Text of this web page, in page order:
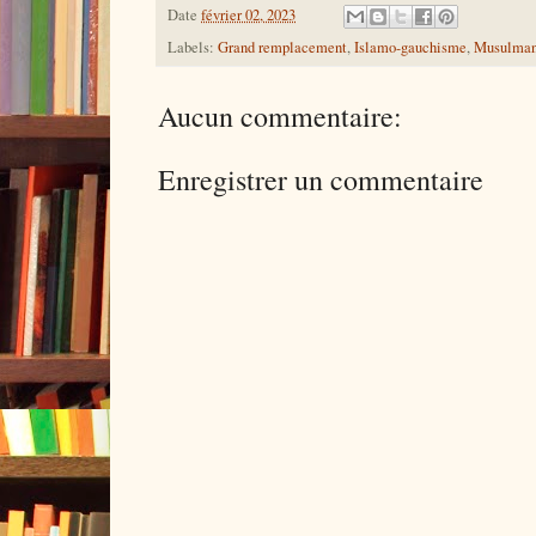
Date février 02, 2023
Labels: Grand remplacement,Islamo-gauchisme,
Aucun commentaire:
Enregistrer un commentaire